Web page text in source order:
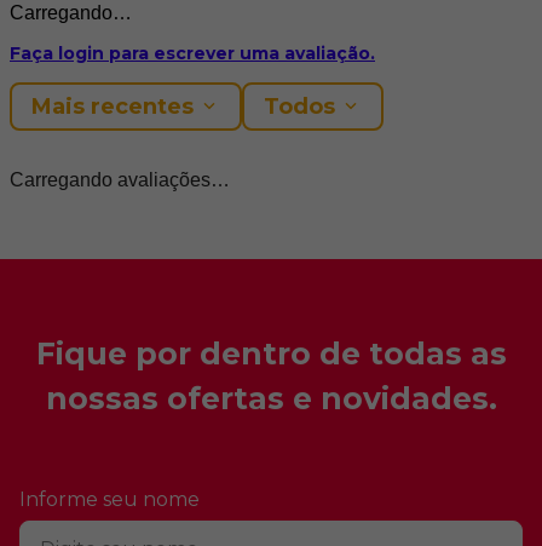
Carregando…
Faça login para escrever uma avaliação.
Mais recentes Todos
Carregando avaliações…
Fique por dentro de todas as
nossas ofertas e novidades.
Informe seu nome